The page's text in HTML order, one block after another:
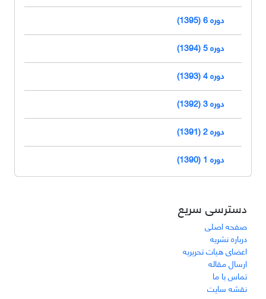
دوره 6 (1395)
دوره 5 (1394)
دوره 4 (1393)
دوره 3 (1392)
دوره 2 (1391)
دوره 1 (1390)
دسترسی سریع
صفحه اصلی
درباره نشریه
اعضای هیات تحریریه
ارسال مقاله
تماس با ما
نقشه سایت